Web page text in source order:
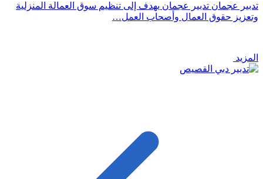
تدبير عجمان تدبير عجمان يهدف إلى تنظيم سوق العمالة المنزلية
وتعزيز حقوق العمال وأصحاب العمل…
المزيد